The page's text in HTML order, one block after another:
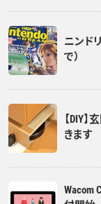
ニンド
で）
【DIY
きます
Wacom